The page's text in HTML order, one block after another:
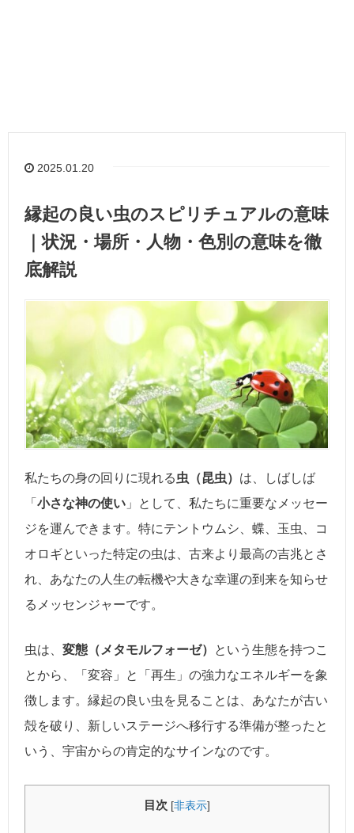
2025.01.20
縁起の良い虫のスピリチュアルの意味
｜状況・場所・人物・色別の意味を徹
底解説
私たちの身の回りに現れる虫（昆虫） は、しばしば
「 小さな神の使い 」として、私たちに重要なメッセー
ジを運んできます。特にテントウムシ、蝶、玉虫、コ
オロギといった特定の虫は、古来より最高の吉兆とさ
れ、あなたの人生の転機や大きな幸運の到来を知らせ
るメッセンジャーです。
虫は、 変態（メタモルフォーゼ）
という生態を持つこ
とから、「変容」と「再生」の強力なエネルギーを象
徴します。縁起の良い虫を見ることは、あなたが古い
殻を破り、新しいステージへ移行する準備が整ったと
いう、宇宙からの肯定的なサインなのです。
目次 [非表示]